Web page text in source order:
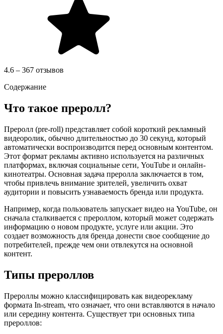
4.6 – 367 отзывов
Содержание
Что такое преролл?
Преролл (pre-roll) представляет собой короткий рекламный
видеоролик, обычно длительностью до 30 секунд, который
автоматически воспроизводится перед основным контентом.
Этот формат рекламы активно используется на различных
платформах, включая социальные сети, YouTube и онлайн-
кинотеатры. Основная задача преролла заключается в том,
чтобы привлечь внимание зрителей, увеличить охват
аудитории и повысить узнаваемость бренда или продукта.
Например, когда пользователь запускает видео на YouTube, он
сначала сталкивается с прероллом, который может содержать
информацию о новом продукте, услуге или акции. Это
создает возможность для бренда донести свое сообщение до
потребителей, прежде чем они отвлекутся на основной
контент.
Типы прероллов
Прероллы можно классифицировать как видеорекламу
формата In-stream, что означает, что они вставляются в начало
или середину контента. Существует три основных типа
прероллов: